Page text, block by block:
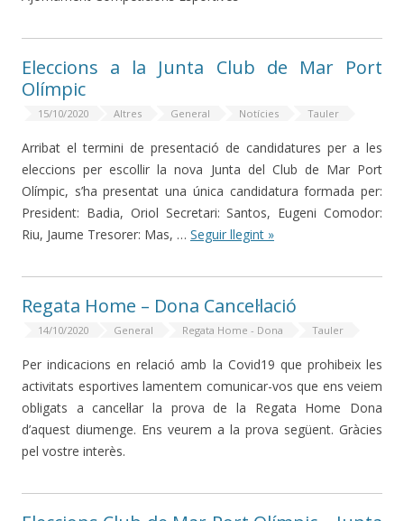
Eleccions a la Junta Club de Mar Port
Olímpic
15/10/2020 Altres General Notícies Tauler
Arribat el termini de presentació de candidatures per a les
eleccions per escollir la nova Junta del Club de Mar Port
Olímpic, s’ha presentat una única candidatura formada per:
President: Badia, Oriol Secretari: Santos, Eugeni Comodor:
Riu, Jaume Tresorer: Mas, … Seguir llegint »
Regata Home – Dona Cancel·lació
14/10/2020 General Regata Home - Dona Tauler
Per indicacions en relació amb la Covid19 que prohibeix les
activitats esportives lamentem comunicar-vos que ens veiem
obligats a cancel·lar la prova de la Regata Home Dona
d’aquest diumenge. Ens veurem a la prova següent. Gràcies
pel vostre interès.